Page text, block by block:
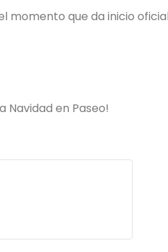
momento que da inicio
Navidad en Paseo!